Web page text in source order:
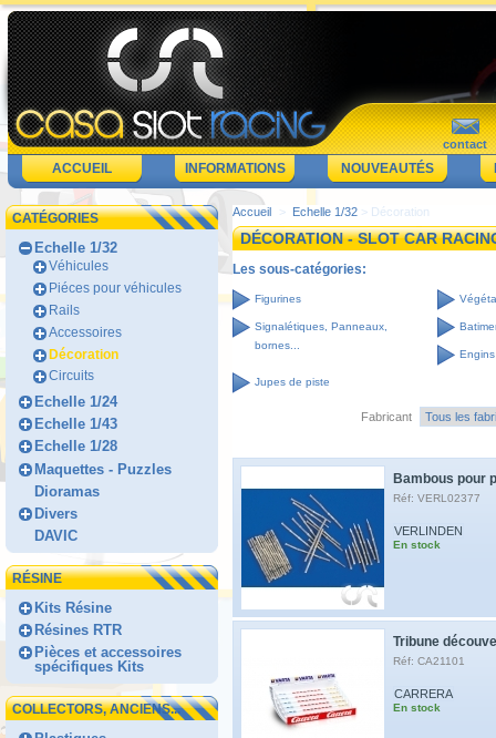
contact
ACCUEIL INFORMATIONS NOUVEAUTÉS
CATÉGORIES
Echelle 1/32
Véhicules
Piéces pour véhicules
Rails
Accessoires
Décoration
Circuits
Echelle 1/24
Echelle 1/43
Echelle 1/28
Maquettes - Puzzles
Dioramas
Divers
DAVIC
RÉSINE
Kits Résine
Résines RTR
Pièces et accessoires
spécifiques Kits
COLLECTORS, ANCIENS...
Accueil > Echelle 1/32 > Décoration
DÉCORATION - SLOT CAR
Les sous-catégories:
Figurines
Signalétiques, Panneaux,
bornes...
Jupes de piste
Fabricant
Bambous pour
Réf: VERL02377
VERLINDEN
En stock
Tribune
Réf: CA21101
CARRERA
En stock